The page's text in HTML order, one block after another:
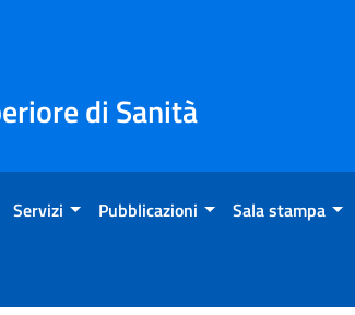
di Sanità
Servizi Pubblicazioni Sala stampa